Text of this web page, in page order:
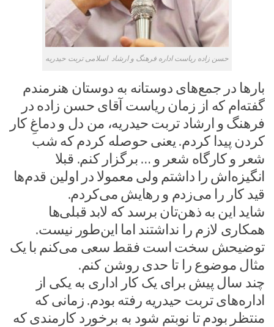
حسن زاده ریاست اداره فرهنگ و ارشاد اسلامی تربت حیدریه
بارها در جمع‌های دوستانه به دوستان هنرمندم
گفته‌ام که از زمان ریاست آقای حسن زاده در
فرهنگ و ارشاد تربت حیدریه، من دل و دماغِ کار
کردن پیدا کردم. یعنی حوصله کردم که شب
شعر و کارگاه شعر و … برگزار کنم. قبلا
انگیزه‌اش را داشتم ولی معمولا در اولین قدم‌ها
قید کار را می‌زدم و رهایش می‌کردم.
شاید این به ذهن‌تان برسد که لابد قبلی‌ها
همکاری لازم را نداشتند اما این‌طور نیست.
توضیحش سخت است فقط سعی می‌کنم با یک
مثال موضوع را تا حدی روشن کنم.
چند سال پیش برای یک کار اداری به یکی از
اداره‌های تربت حیدریه رفته بودم. زمانی که
منتظر بودم تا نوبتم شود به برخورد کارمندی که